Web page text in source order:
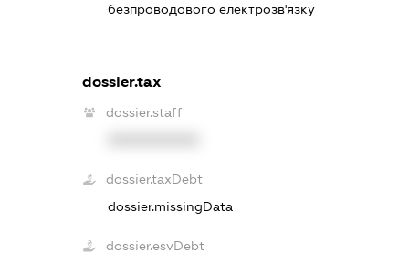
безпроводового електрозв'язку
dossier.tax
dossier.staff
dossier.taxDebt
dossier.missingData
dossier.esvDebt